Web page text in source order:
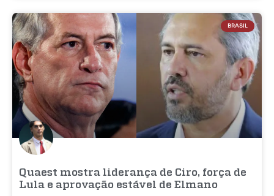
BRASIL
Quaest mostra liderança de Ciro, força de
Lula e aprovação estável de Elmano